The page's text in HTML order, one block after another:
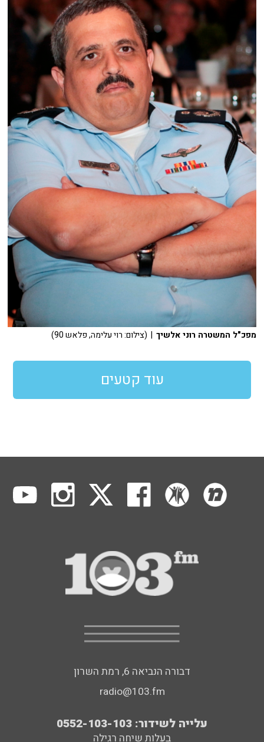
מפכ"ל המשטרה רוני אלשיך | (צילום: רוי עלימה, פלאש 90)
עוד קטעים
דבורה הנביאה 6, רמת השרון
radio@103.fm
עלייה לשידור: 0552-103-103
בעלות שיחה רגילה